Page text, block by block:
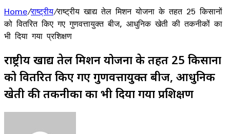
Home/राष्ट्रीय/राष्ट्रीय खाद्य तेल मिशन योजना के तहत 25 किसानों
को वितरित किए गए गुणवत्तायुक्त बीज, आधुनिक खेती की तकनीकों का
भी दिया गया प्रशिक्षण
राष्ट्रीय खाद्य तेल मिशन योजना के तहत 25 किसानों
को वितरित किए गए गुणवत्तायुक्त बीज, आधुनिक
खेती की तकनीकों का भी दिया गया प्रशिक्षण